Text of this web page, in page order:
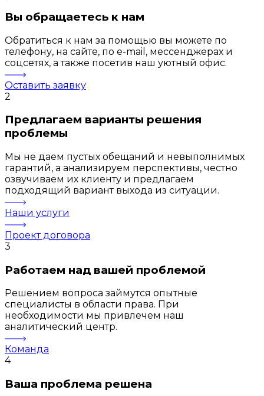
Вы обращаетесь к нам
Обратиться к нам за помощью вы можете по
телефону, на сайте, по e-mail, мессенджерах и
соцсетях, а также посетив наш уютный офис.
Оставить заявку
2
Предлагаем варианты решения
проблемы
Мы не даем пустых обещаний и невыполнимых
гарантий, а анализируем перспективы, честно
озвучиваем их клиенту и предлагаем
подходящий вариант выхода из ситуации.
Наши услуги
Проект договора
3
Работаем над вашей проблемой
Решением вопроса займутся опытные
специалисты в области права. При
необходимости мы привлечем наш
аналитический центр.
Команда
4
Ваша проблема решена